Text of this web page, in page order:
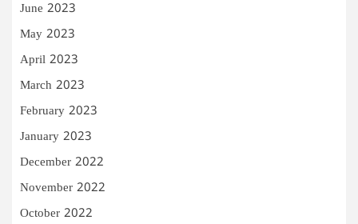
June 2023
May 2023
April 2023
March 2023
February 2023
January 2023
December 2022
November 2022
October 2022